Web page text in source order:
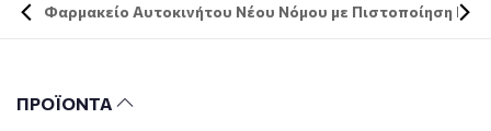
Φαρμακείο Αυτοκινήτου Νέου Νόμου με Πιστοποίηση DIN
ΠΡΟΪΟΝΤΑ